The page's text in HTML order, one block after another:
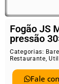
Fogão JS
pressão
Categorias:
Restaurante,
Fale